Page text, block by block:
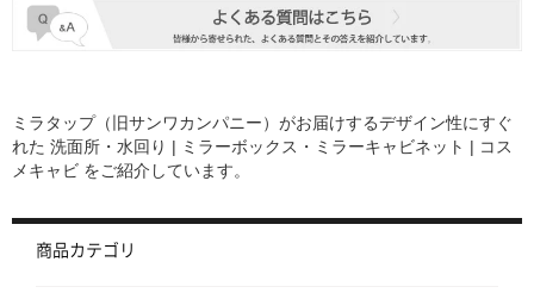
ミラタップ（旧サンワカンパニー）がお届けするデザイン性にすぐ
れた 洗面所・水回り | ミラーボックス・ミラーキャビネット | コス
メキャビ をご紹介しています。
商品カテゴリ